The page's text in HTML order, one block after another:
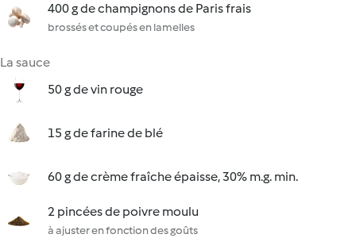
400 g de champignons de Paris frais
brossés et coupés en lamelles
La sauce
50 g de vin rouge
15 g de farine de blé
60 g de crème fraîche épaisse, 30% m.g. min.
2 pincées de poivre moulu
à ajuster en fonction des goûts